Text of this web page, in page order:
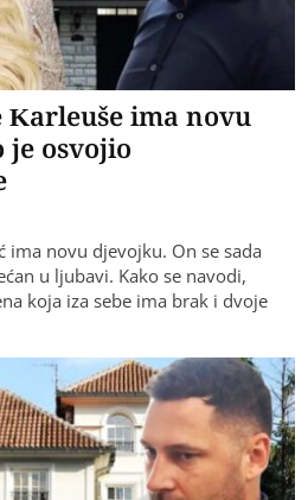
Karleuše ima novu
je osvojio
ima novu djevojku. On se sada
u ljubavi. Kako se navodi,
koja iza sebe ima brak i dvoje